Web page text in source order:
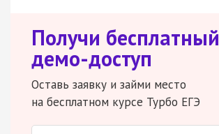
Получи бесплатный
демо-доступ
Оставь заявку и займи место
на бесплатном курсе Турбо ЕГЭ